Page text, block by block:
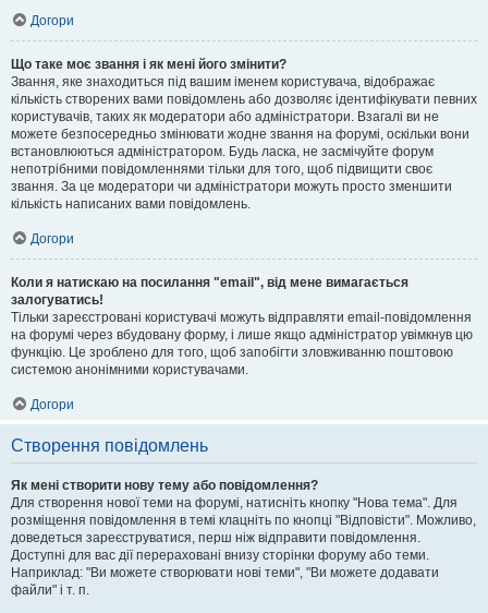
Догори
Що таке моє звання і як мені його змінити?
Звання, яке знаходиться під вашим іменем користувача, відображає
кількість створених вами повідомлень або дозволяє ідентифікувати певних
користувачів, таких як модератори або адміністратори. Взагалі ви не
можете безпосередньо змінювати жодне звання на форумі, оскільки вони
встановлюються адміністратором. Будь ласка, не засмічуйте форум
непотрібними повідомленнями тільки для того, щоб підвищити своє
звання. За це модератори чи адміністратори можуть просто зменшити
кількість написаних вами повідомлень.
Догори
Коли я натискаю на посилання "email", від мене вимагається
залогуватись!
Тільки зареєстровані користувачі можуть відправляти email-повідомлення
на форумі через вбудовану форму, і лише якщо адміністратор увімкнув цю
функцію. Це зроблено для того, щоб запобігти зловживанню поштовою
системою анонімними користувачами.
Догори
Створення повідомлень
Як мені створити нову тему або повідомлення?
Для створення нової теми на форумі, натисніть кнопку "Нова тема". Для
розміщення повідомлення в темі клацніть по кнопці "Відповісти". Можливо,
доведеться зареєструватися, перш ніж відправити повідомлення.
Доступні для вас дії перераховані внизу сторінки форуму або теми.
Наприклад: "Ви можете створювати нові теми", "Ви можете додавати
файли" і т. п.